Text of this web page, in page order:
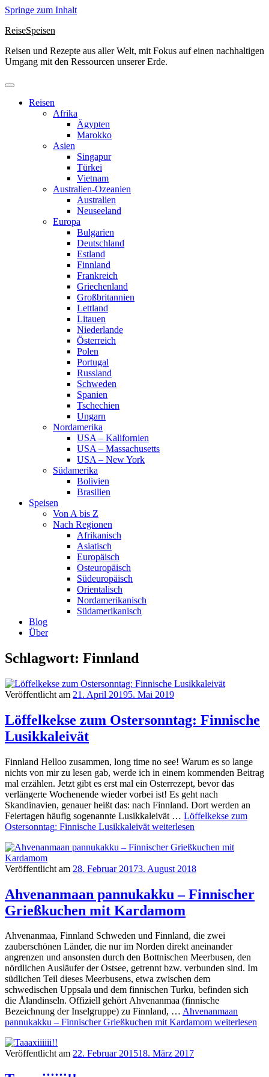
Springe zum Inhalt
ReiseSpeisen
Reisen und Rezepte aus aller Welt, mit Fokus auf einen nachhaltigen
Umgang mit den Ressourcen unserer Erde.
Reisen
Afrika
Ägypten
Marokko
Asien
Singapur
Türkei
Vietnam
Australien-Ozeanien
Australien
Neuseeland
Europa
Bulgarien
Deutschland
Estland
Finnland
Frankreich
Griechenland
Großbritannien
Lettland
Litauen
Niederlande
Österreich
Polen
Portugal
Russland
Schweden
Spanien
Tschechien
Ungarn
Nordamerika
USA – Kalifornien
USA – Massachusetts
USA – New York
Südamerika
Bolivien
Brasilien
Speisen
Von A bis Z
Nach Regionen
Afrikanisch
Asiatisch
Europäisch
Osteuropäisch
Südeuropäisch
Orientalisch
Nordamerikanisch
Südamerikanisch
Blog
Über
Schlagwort: Finnland
Veröffentlicht am 21. April 20195. Mai 2019
Löffelkekse zum Ostersonntag: Finnische
Lusikkaleivät
Finnland Helloo zusammen, long time no see! Warum es so lange
nichts von mir zu lesen gab, werde ich in einem kommenden Beitrag
mal erzählen. Jetzt gibt es erst mal ein Osterrezept, bevor das
verlängerte Wochenende wieder vorbei ist! Es geht nach
Skandinavien, genauer heißt das: nach Finnland. Dort werden an
Feiertagen häufig sogenannte Lusikkaleivät … Löffelkekse zum
Ostersonntag: Finnische Lusikkaleivät weiterlesen
Veröffentlicht am 28. Februar 20173. August 2018
Ahvenanmaan pannukakku – Finnischer
Grießkuchen mit Kardamom
Ahvenanmaa, Finnland Schweden und Finnland, die zwei
zauberschönen Länder, die nur im Norden direkt aneinander
angrenzen und ansonsten durch den Bottnischen Meerbusen, den
nördlichen Ausläufer der Ostsee, getrennt bzw. verbunden sind. Im
südlichen Teil dieses Meerbusens, etwa zwischen dem
schwedischen Uppsala und dem finnischen Turku, befinden sich
die Ålandinseln. Offiziell gehört Ahvenanmaa (finnische
Bezeichnung der Inselgruppe) zu Finnland, … Ahvenanmaan
pannukakku – Finnischer Grießkuchen mit Kardamom weiterlesen
Veröffentlicht am 22. Februar 201518. März 2017